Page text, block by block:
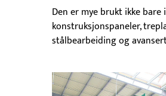
Den er mye brukt ikke
konstruksjonspaneler,
stålbearbeiding og